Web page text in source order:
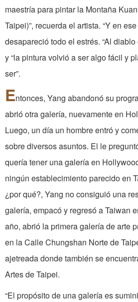
maestría para pintar la Montaña
Taipei)”, recuerda el artista. “Y en
desapareció todo el estrés. “Al
y “la pintura volvió a ser algo fácil y
ser”.
Entonces, Yang abandonó su
abrió otra galería, nuevamente en
Luego, un día un hombre entró y
sobre diversos asuntos. El le
quería tener una galería en
ningún establecimiento parecido en
¿por qué?, Yang no consiguió una
galería, empacó y regresó a Taiwan
año, abrió la primera galería de arte
en la Calle Chungshan Norte de
ajetreada donde también se
Artes de Taipei.
“El propósito de una galería es